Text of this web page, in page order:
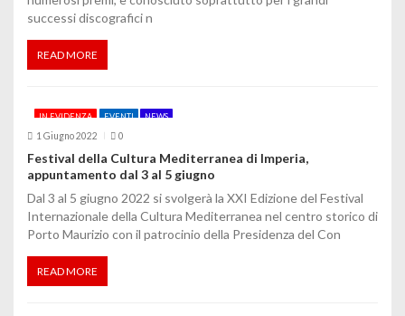
successi discografici n
READ MORE
IN EVIDENZA EVENTI NEWS
1 Giugno 2022 0
Festival della Cultura Mediterranea di Imperia,
appuntamento dal 3 al 5 giugno
Dal 3 al 5 giugno 2022 si svolgerà la XXI Edizione del Festival
Internazionale della Cultura Mediterranea nel centro storico di
Porto Maurizio con il patrocinio della Presidenza del Con
READ MORE